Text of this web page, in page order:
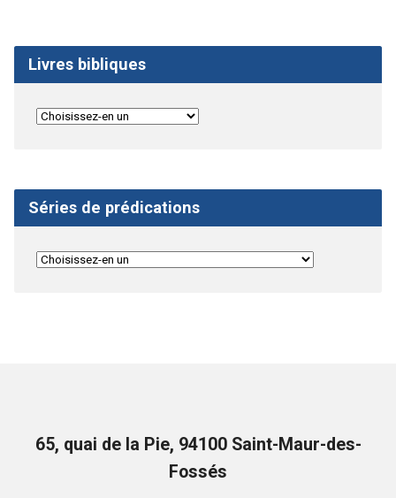
Livres bibliques
Séries de prédications
65, quai de la Pie, 94100 Saint-Maur-des-
Fossés